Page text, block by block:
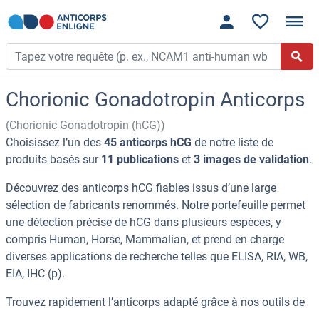
Chorionic Gonadotropin Anticorps
(Chorionic Gonadotropin (hCG))
Choisissez l’un des 45 anticorps hCG de notre liste de
produits basés sur 11 publications et 3 images de validation.
Découvrez des anticorps hCG fiables issus d’une large
sélection de fabricants renommés. Notre portefeuille permet
une détection précise de hCG dans plusieurs espèces, y
compris Human, Horse, Mammalian, et prend en charge
diverses applications de recherche telles que ELISA, RIA, WB,
EIA, IHC (p).
Trouvez rapidement l’anticorps adapté grâce à nos outils de